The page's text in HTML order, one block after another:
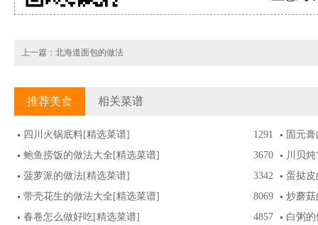
上一篇： 北海道面包的做法
推荐美食 相关菜谱
1291
四川火锅底料[精选菜谱]
固元
3670
鲍鱼捞饭的做法大全 [精选菜谱]
川贝
3342
菠萝派的做法[精选菜谱]
蛋挞
8069
带壳花生的做法大全 [精选菜谱]
炒蘑
4857
春卷怎么做好吃[精选菜谱] 白粥